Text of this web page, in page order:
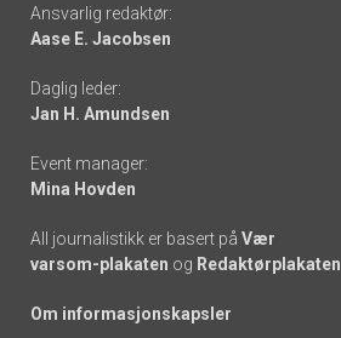
-
links
Ansvarlig redaktør:
Aase E. Jacobsen
Daglig leder:
Jan H. Amundsen
Event manager:
Mina Hovden
All journalistikk er basert på Vær
varsom-plakaten og Redaktørplakaten
Om informasjonskapsler